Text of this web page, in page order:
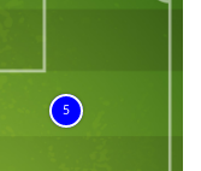
5